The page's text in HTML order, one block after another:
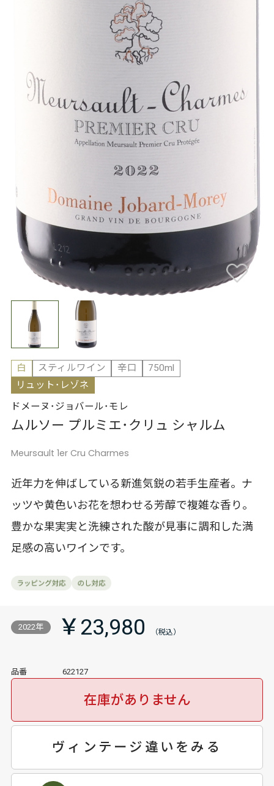
白 スティルワイン 辛口
750ml
リュット･レゾネ
ドメーヌ･ジョバール･モレ
ムルソー プルミエ･クリュ シャルム
Meursault 1er Cru Charmes
近年力を伸ばしている新進気鋭の若手生産者。ナ
ッツや黄色いお花を想わせる芳醇で複雑な香り。
豊かな果実実と洗練された酸が見事に調和した満
足感の高いワインです。
2022年 ￥23,980
品番 622127
在庫がありません
ヴィンテージ違いをみる